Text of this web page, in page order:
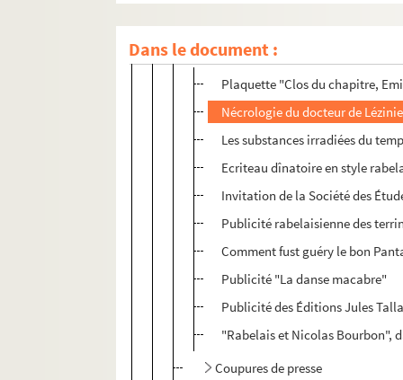
Dans le document :
Documents divers
Plaquette "Clos du chapitre,
Nécrologie du docteur de
Les substances irradiées du
Ecriteau dînatoire en style
Invitation de la Société des
Publicité rabelaisienne des
Comment fust guéry le bon
Publicité "La danse macabre"
Publicité des Éditions Jules
"Rabelais et Nicolas Bourbon",
Coupures de presse